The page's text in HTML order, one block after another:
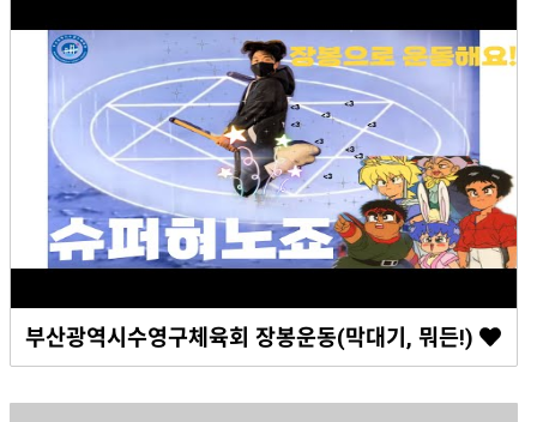
부산광역시수영구체육회 장봉운동(막대기, 뭐든!)